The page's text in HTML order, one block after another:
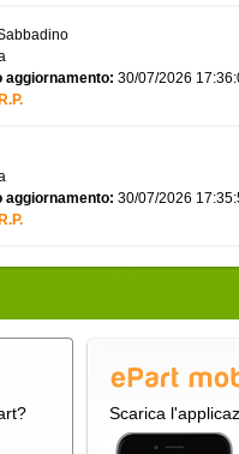
aggiornamento: 30/07/2026
aggiornamento: 30/07/2026
Scarica